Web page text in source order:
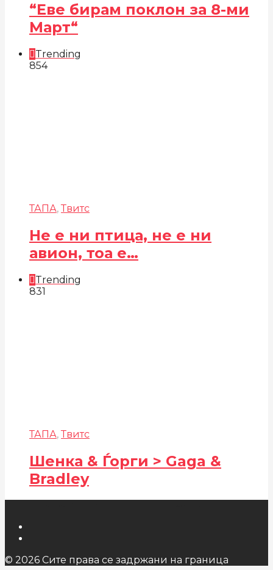
“Еве бирам поклон за 8-ми
Март“
Trending
854
ТАПА, Твитс
Не е ни птица, не е ни
авион, тоа е…
Trending
831
ТАПА, Твитс
Шенка & Ѓорги > Gaga &
Bradley
© 2026 Сите права се задржани на граница